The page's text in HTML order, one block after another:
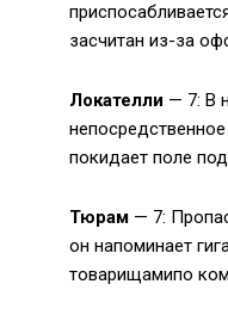
засчитан из-за
Локателли — 7: В
покидает поле
Тюрам — 7:
он напоминает
товарищамипо